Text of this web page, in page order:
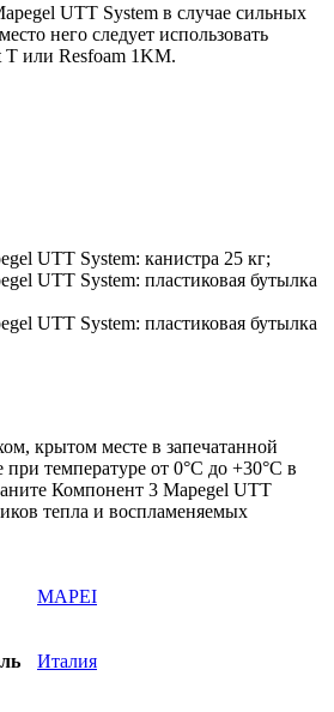
UTT System в случае сильных
него следует использовать
T или Resfoam 1KM.
UTT System: канистра 25 кг;
UTT System: пластиковая бутылка
UTT System: пластиковая бутылка
крытом месте в запечатанной
при температуре от 0°С до +30°С в
Компонент 3 Mapegel UTT
тепла и воспламеняемых
MAPEI
Италия